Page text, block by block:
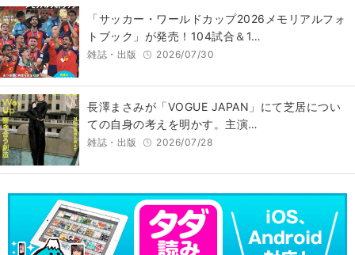
「サッカー・ワールドカップ2026メモリアルフォ
トブック」が発売！104試合＆1…
雑誌・出版 2026/07/30
長澤まさみが「VOGUE JAPAN」にて芝居につい
ての自身の考えを明かす。主演…
雑誌・出版 2026/07/28